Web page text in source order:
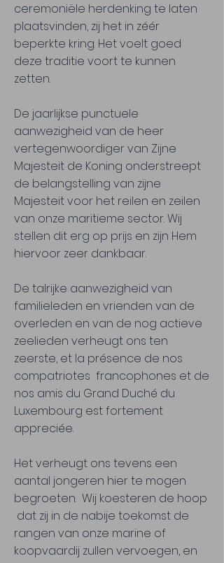
ceremoniële herdenking te laten
plaatsvinden, zij het in zéér
beperkte kring. Het voelt goed
deze traditie voort te kunnen
zetten.
De jaarlijkse punctuele
aanwezigheid van de heer
vertegenwoordiger van Zijne
Majesteit de Koning onderstreept
de belangstelling van zijne
Majesteit voor het reilen en zeilen
van onze maritieme sector. Wij
stellen dit erg op prijs en zijn Hem
hiervoor zeer dankbaar.
De talrijke aanwezigheid van
familieleden en vrienden van de
overleden en van de nog actieve
zeelieden verheugt ons ten
zeerste, et la présence de nos
compatriotes francophones et de
nos amis du Grand Duché du
Luxembourg est fortement
appreciée.
Het verheugt ons tevens een
aantal jongeren hier te mogen
begroeten. Wij koesteren de hoop
dat zij in de nabije toekomst de
rangen van onze marine of
koopvaardij zullen vervoegen, en